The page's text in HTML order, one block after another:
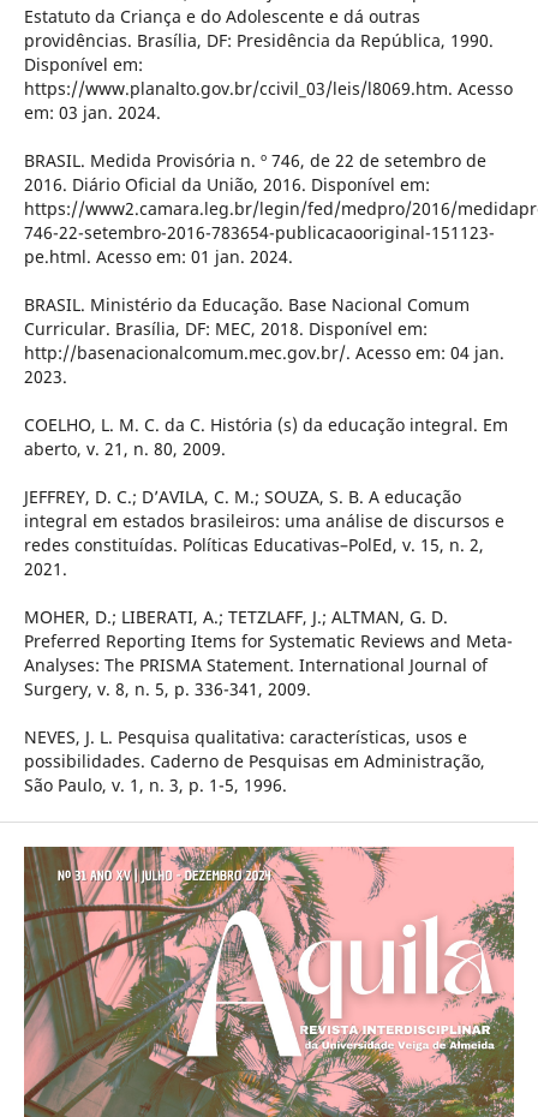
Estatuto da Criança e do Adolescente e dá outras
providências. Brasília, DF: Presidência da República, 1990.
Disponível em:
https://www.planalto.gov.br/ccivil_03/leis/l8069.htm. Acesso
em: 03 jan. 2024.
BRASIL. Medida Provisória n. º 746, de 22 de setembro de
2016. Diário Oficial da União, 2016. Disponível em:
https://www2.camara.leg.br/legin/fed/medpro/2016/
746-22-setembro-2016-783654-publicacaooriginal-151123-
pe.html. Acesso em: 01 jan. 2024.
BRASIL. Ministério da Educação. Base Nacional Comum
Curricular. Brasília, DF: MEC, 2018. Disponível em:
http://basenacionalcomum.mec.gov.br/. Acesso em: 04 jan.
2023.
COELHO, L. M. C. da C. História (s) da educação integral. Em
aberto, v. 21, n. 80, 2009.
JEFFREY, D. C.; D’AVILA, C. M.; SOUZA, S. B. A educação
integral em estados brasileiros: uma análise de discursos e
redes constituídas. Políticas Educativas–PolEd, v. 15, n. 2,
2021.
MOHER, D.; LIBERATI, A.; TETZLAFF, J.; ALTMAN, G. D.
Preferred Reporting Items for Systematic Reviews and Meta-
Analyses: The PRISMA Statement. International Journal of
Surgery, v. 8, n. 5, p. 336-341, 2009.
NEVES, J. L. Pesquisa qualitativa: características, usos e
possibilidades. Caderno de Pesquisas em Administração,
São Paulo, v. 1, n. 3, p. 1-5, 1996.